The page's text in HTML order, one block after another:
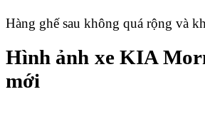
Hàng ghế sau không quá rộng và
Hình ảnh xe KIA
mới